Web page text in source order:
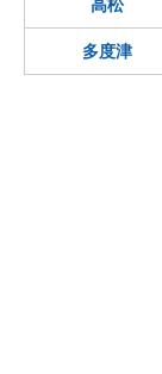
高松
多度津